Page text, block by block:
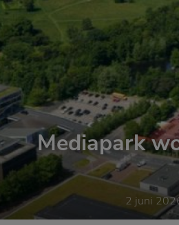
Mediapark
2 juni